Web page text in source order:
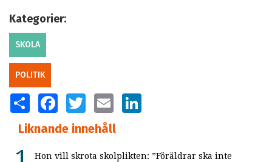
Kategorier:
SKOLA
POLITIK
SHARE FACEBOOKTWITTER EMAIL
Liknande innehåll
Hon vill skrota skolplikten: ”Föräldrar ska inte